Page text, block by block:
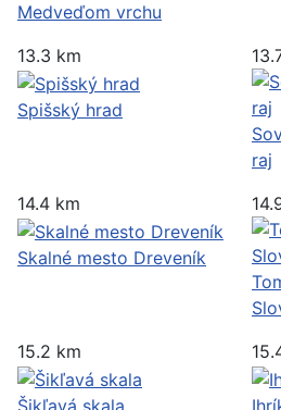
Medveďom vrchu
13.3 km
Spišský hrad
raj
14.4 km
Skalné mesto Dreveník
15.2 km